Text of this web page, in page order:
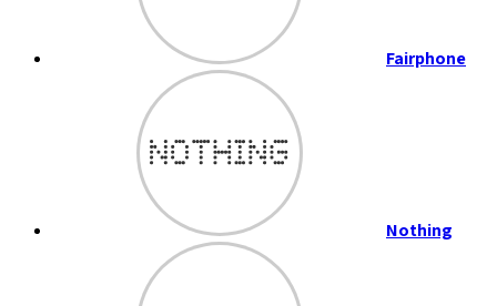
Fairphone
Nothing